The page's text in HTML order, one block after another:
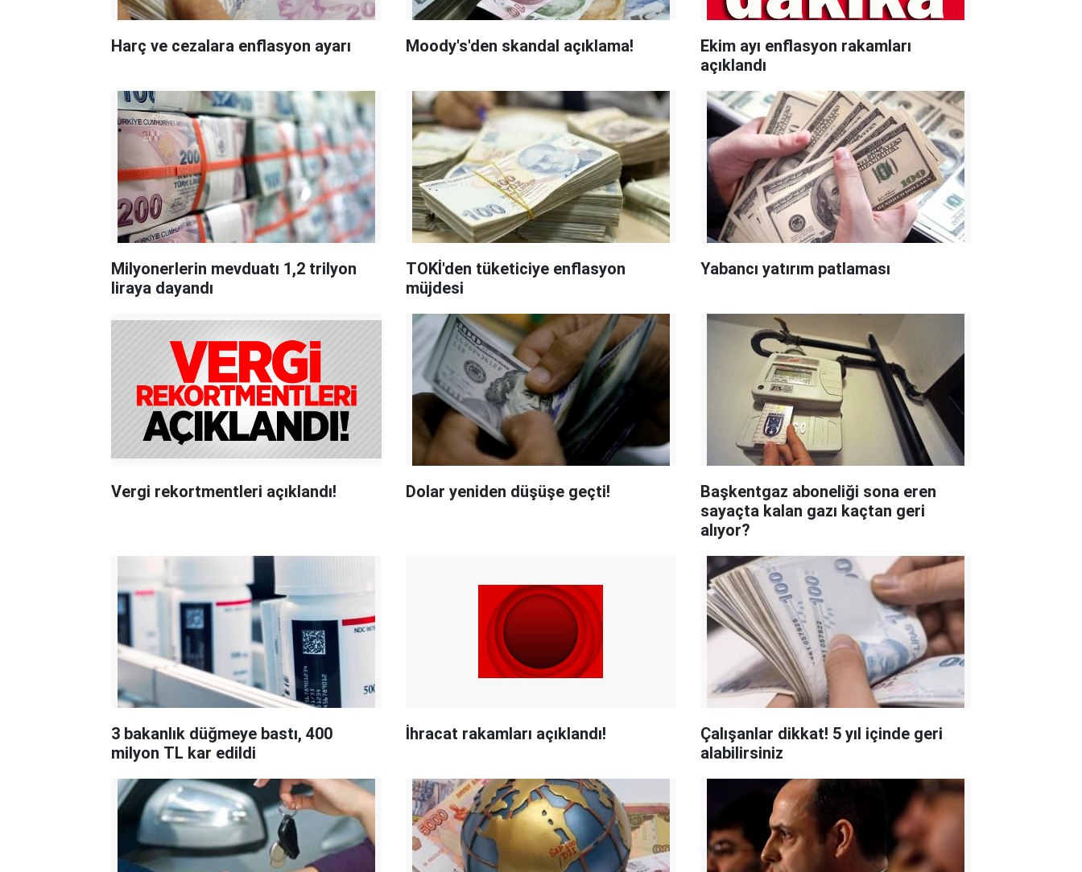
Harç ve cezalara enflasyon ayarı Moody's'den skandal açıklama!
Ekim ayı enflasyon rakamları
açıklandı
Milyonerlerin mevduatı 1,2 trilyon
liraya dayandı
TOKİ'den tüketiciye enflasyon
müjdesi
Yabancı yatırım patlaması
Vergi rekortmentleri açıklandı! Dolar yeniden düşüşe geçti!
Başkentgaz aboneliği sona eren
sayaçta kalan gazı kaçtan geri
alıyor?
3 bakanlık düğmeye bastı, 400
milyon TL kar edildi
İhracat rakamları açıklandı!
Çalışanlar dikkat! 5 yıl içinde geri
alabilirsiniz